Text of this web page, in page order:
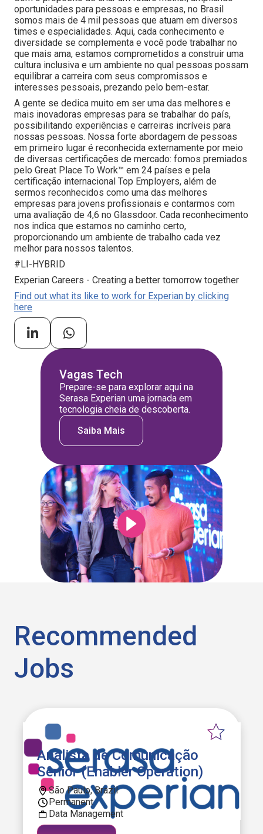
oportunidades para pessoas e empresas, no Brasil
somos mais de 4 mil pessoas que atuam em diversos
times e especialidades. Aqui, cada conhecimento e
diversidade se complementa e você pode trabalhar no
que mais ama, estamos comprometidos a construir uma
cultura inclusiva e um ambiente no qual pessoas possam
equilibrar a carreira com seus compromissos e
interesses pessoais, prezando pelo bem-estar.
A gente se dedica muito em ser uma das melhores e
mais inovadoras empresas para se trabalhar do país,
possibilitando experiências e carreiras incríveis para
nossas pessoas. Nossa forte abordagem de pessoas
em primeiro lugar é reconhecida externamente por meio
de diversas certificações de mercado: fomos premiados
pelo Great Place To Work™ em 24 países e pela
certificação internacional Top Employers, além de
sermos reconhecidos como uma das melhores
empresas para jovens profissionais e contarmos com
uma avaliação de 4,6 no Glassdoor. Cada reconhecimento
nos indica que estamos no caminho certo,
proporcionando um ambiente de trabalho cada vez
melhor para nossos talentos.
#LI-HYBRID
Experian Careers - Creating a better tomorrow together
Find out what its like to work for Experian by clicking
here
Vagas Tech
Prepare-se para explorar aqui na
Serasa Experian uma jornada em
tecnologia cheia de descoberta.
Saiba Mais
Recommended
Jobs
Analista de Comunicação
Sênior (Enabler Operation)
São Paulo, Brazil
Permanent
Data Management